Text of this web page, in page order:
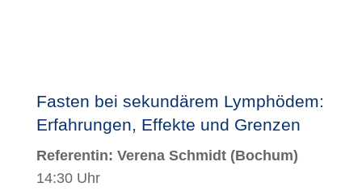
Fasten bei sekundärem Lymphödem:
Erfahrungen, Effekte und Grenzen
Referentin: Verena Schmidt(Bochum)
14:30 Uhr